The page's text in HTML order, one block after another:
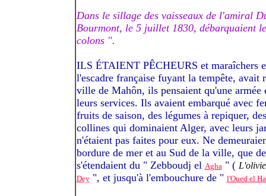
Dans le sillage des vaisseaux de l'amiral
Bourmont, le 5 juillet 1830, débarquaient
colons ".
ILS ÉTAIENT PÊCHEURS et maraîchers
l'escadre française fuyant la tempête,
ville de Mahôn, ils pensaient qu'une
leurs services. Ils avaient embarqué avec
fruits de saison, des légumes à repiquer,
collines qui dominaient Alger, avec leurs
n'étaient pas faites pour eux. Ne
bordure de mer et au Sud de la ville, que
s'étendaient du " Zebboudj el Agha" (
Dey", et jusqu'à l'embouchure de " l'Oued el